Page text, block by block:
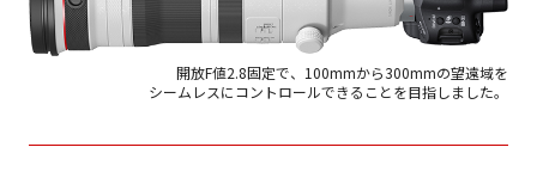
開放F値2.8固定で、100mmから300mmの望遠域を
シームレスにコントロールできることを目指しました。